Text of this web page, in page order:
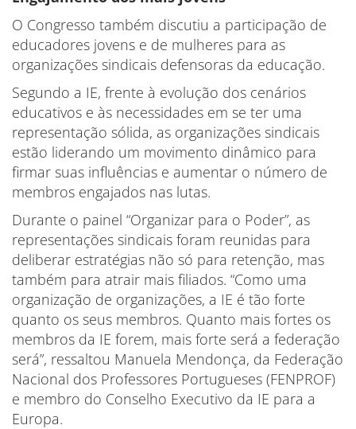
O Congresso também discutiu a participação de
educadores jovens e de mulheres para as
organizações sindicais defensoras da educação.
Segundo a IE, frente à evolução dos cenários
educativos e às necessidades em se ter uma
representação sólida, as organizações sindicais
estão liderando um movimento dinâmico para
firmar suas influências e aumentar o número de
membros engajados nas lutas.
Durante o painel “Organizar para o Poder”, as
representações sindicais foram reunidas para
deliberar estratégias não só para retenção, mas
também para atrair mais filiados. “Como uma
organização de organizações, a IE é tão forte
quanto os seus membros. Quanto mais fortes os
membros da IE forem, mais forte será a federação
será”, ressaltou Manuela Mendonça, da Federação
Nacional dos Professores Portugueses (FENPROF)
e membro do Conselho Executivo da IE para a
Europa.